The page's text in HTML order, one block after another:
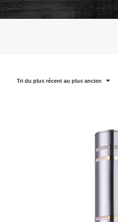
Tri du plus récent au plus ancien